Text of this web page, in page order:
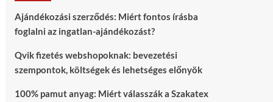
Ajándékozási szerződés: Miért fontos írásba
foglalni az ingatlan-ajándékozást?
Qvik fizetés webshopoknak: bevezetési
szempontok, költségek és lehetséges előnyök
100% pamut anyag: Miért válasszák a Szakatex